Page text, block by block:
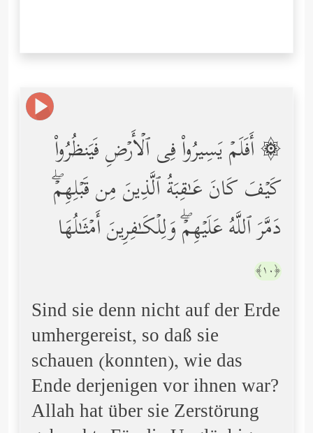
۞ أَفَلَمۡ یَسِیرُواْ فِی ٱلۡأَرۡضِ فَیَنظُرُواْ
كَیۡفَ كَانَ عَـٰقِبَةُ ٱلَّذِینَ مِن قَبۡلِهِمۡۖ
دَمَّرَ ٱللَّهُ عَلَیۡهِمۡۖ وَلِلۡكَـٰفِرِینَ أَمۡثَـٰلُهَا
﴿١٠﴾
Sind sie denn nicht auf der Erde
umhergereist, so daß sie
schauen (konnten), wie das
Ende derjenigen vor ihnen war?
Allah hat über sie Zerstörung